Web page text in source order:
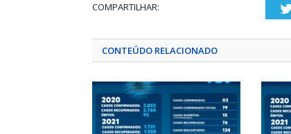
COMPARTILHAR:
CONTEÚDO RELACIONADO